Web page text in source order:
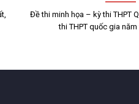
Đề thi minh họa – kỳ thi THPT
thi THPT quốc gia năm